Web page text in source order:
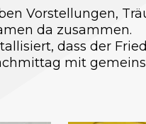
Vorstellungen,
da zusammen.
dass der
mit